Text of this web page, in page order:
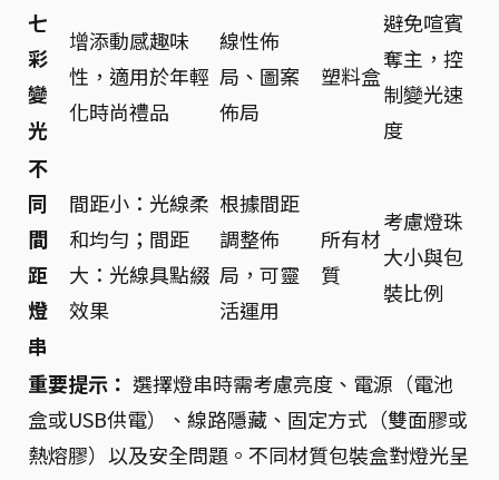
七
彩
變
光
增添動感趣味
性，適用於年輕
化時尚禮品
線性佈
局、圖案
佈局
塑料盒
避免喧賓
奪主，控
制變光速
度
不
同
間
距
燈
串
間距小：光線柔
和均勻；間距
大：光線具點綴
效果
根據間距
調整佈
局，可靈
活運用
所有材
質
考慮燈珠
大小與包
裝比例
重要提示： 選擇燈串時需考慮亮度、電源（電池
盒或USB供電）、線路隱藏、固定方式（雙面膠或
熱熔膠）以及安全問題。不同材質包裝盒對燈光呈